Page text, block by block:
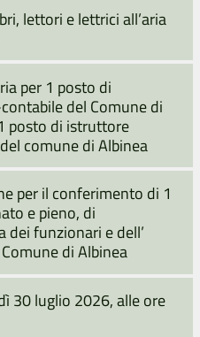
lettori e lettrici all’aria
per 1 posto di
del Comune di
posto di istruttore
comune di Albinea
per il conferimento di 1
e pieno, di
dei funzionari e dell’
di Albinea
30 luglio 2026, alle ore